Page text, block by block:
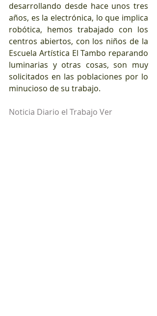
desarrollando desde hace unos tres
años, es la electrónica, lo que implica
robótica, hemos trabajado con los
centros abiertos, con los niños de la
Escuela Artística El Tambo reparando
luminarias y otras cosas, son muy
solicitados en las poblaciones por lo
minucioso de su trabajo.
Noticia Diario el Trabajo Ver